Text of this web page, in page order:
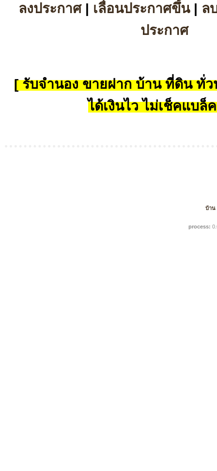
ลงประกาศ| เลื่อนประกาศขึ้น| ล
ประกาศ
[ รับจำนอง ขายฝาก บ้าน ที่ดิน ทั่ว
ได้เงินไว ไม่เช็คแบล็
บ้าน
process: